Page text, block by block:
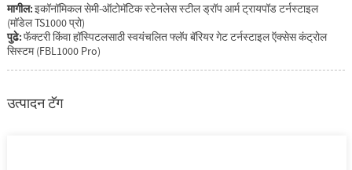
मागील:इकॉनॉमिकल सेमी-ऑटोमॅटिक स्टेनलेस स्टील ड्रॉप आर्म ट्रायपॉड टर्नस्टाइल
(मॉडेल TS1000 प्रो)
पुढे:फॅक्टरी किंवा हॉस्पिटलसाठी स्वयंचलित फ्लॅप बॅरियर गेट टर्नस्टाइल ऍक्सेस कंट्रोल
सिस्टम (FBL1000 Pro)
उत्पादन टॅग